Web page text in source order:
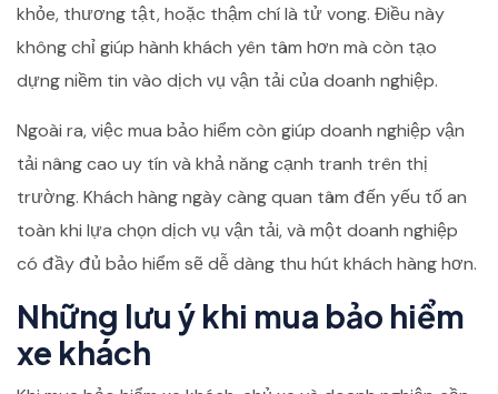
khỏe, thương tật, hoặc thậm chí là tử vong. Điều này
không chỉ giúp hành khách yên tâm hơn mà còn tạo
dựng niềm tin vào dịch vụ vận tải của doanh nghiệp.
Ngoài ra, việc mua bảo hiểm còn giúp doanh nghiệp vận
tải nâng cao uy tín và khả năng cạnh tranh trên thị
trường. Khách hàng ngày càng quan tâm đến yếu tố an
toàn khi lựa chọn dịch vụ vận tải, và một doanh nghiệp
có đầy đủ bảo hiểm sẽ dễ dàng thu hút khách hàng hơn.
Những lưu ý khi mua bảo hiểm
xe khách